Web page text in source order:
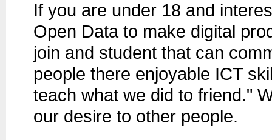
If you are under 18 and
Open Data to make digital
join and student that can
people there enjoyable ICT
teach what we did to friend."
our desire to other people.